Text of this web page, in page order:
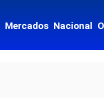
Mercados Nacional